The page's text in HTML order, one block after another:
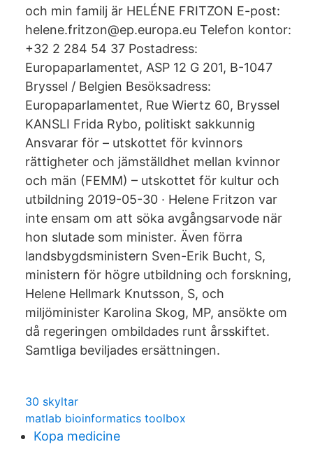
och min familj är HELÉNE FRITZON E-post:
helene.fritzon@ep.europa.eu Telefon kontor:
+32 2 284 54 37 Postadress:
Europaparlamentet, ASP 12 G 201, B-1047
Bryssel / Belgien Besöksadress:
Europaparlamentet, Rue Wiertz 60, Bryssel
KANSLI Frida Rybo, politiskt sakkunnig
Ansvarar för – utskottet för kvinnors
rättigheter och jämställdhet mellan kvinnor
och män (FEMM) – utskottet för kultur och
utbildning 2019-05-30 · Helene Fritzon var
inte ensam om att söka avgångsarvode när
hon slutade som minister. Även förra
landsbygdsministern Sven-Erik Bucht, S,
ministern för högre utbildning och forskning,
Helene Hellmark Knutsson, S, och
miljöminister Karolina Skog, MP, ansökte om
då regeringen ombildades runt årsskiftet.
Samtliga beviljades ersättningen.
30 skyltar
matlab bioinformatics toolbox
Kopa medicine